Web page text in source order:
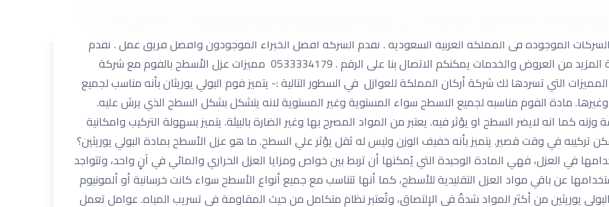
الموجودة فى المملكة العربية السعودية . تقدم الشركة أفضل الخبراء الموجودون وافضل فريق عمل . تقدم
شركة اركان المملكة افضل العروض الخدمات . لمعلرفة المزيد من العروض والخدمات يمكنكم الاتصال بنا على الرقم . 0533334179 مميزات عزل الاْسطح بالفوم مع شركة
التي تسردها لك شركة أركان المملكة للعوازل في السطور التالية :- يتميز فوم البولي يوريثان بأنه مناسب لجميع
وغيرها. مادة الفوم مناسبه لجميع الاسطح سواء المستوية وغير المستوية لانه يتشكل بشكل السطح الذي يرش عليه.
كما انه لايضر السطح او يؤثر فيه. يعتبر من المواد المصرح بها وغير الضارة بالبيئة. يتميز بسهولة التركيب وامكانية
في وقت قصير. يتميز بأنه خفيف الوزن وليس له ثقل يؤثر علي السطح. ما هو عزل الأسطح بمادة البولي يوريثين؟
في العزل، فهي المادة الوحيدة التي يُمكنها أن تربط بين خواص ومزايا العزل الحراري والمائي في آنٍ واحد، وتتواجد
عن باقي مواد العزل التقليدية للأسطح، كما أنها تتناسب مع جميع أنواع الأسطح سواء كانت خرسانية أو ألمونيوم
البولي يوريثين من أكثر المواد شدةً في الإلتصاق، وتُعتبر نظام متكامل من حيث المقاومة في تسريب المياه. عوامل تعمل